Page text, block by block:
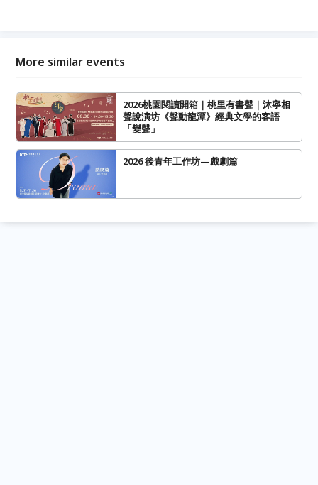
More similar events
2026桃園閱讀開箱｜桃里有書聲｜沐寧相
聲說演坊《聲動龍潭》經典文學的客語
「變聲」
2026 後青年工作坊—戲劇篇